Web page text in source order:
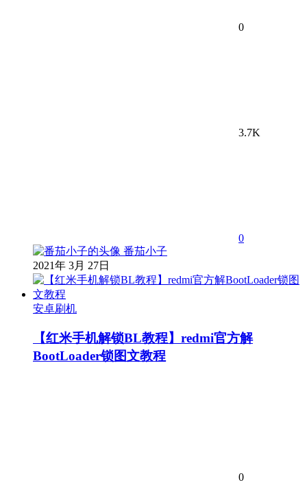
0
3.7K
0
番茄小子
2021年 3月 27日
安卓刷机
【红米手机解锁BL教程】redmi官方解
BootLoader锁图文教程
0